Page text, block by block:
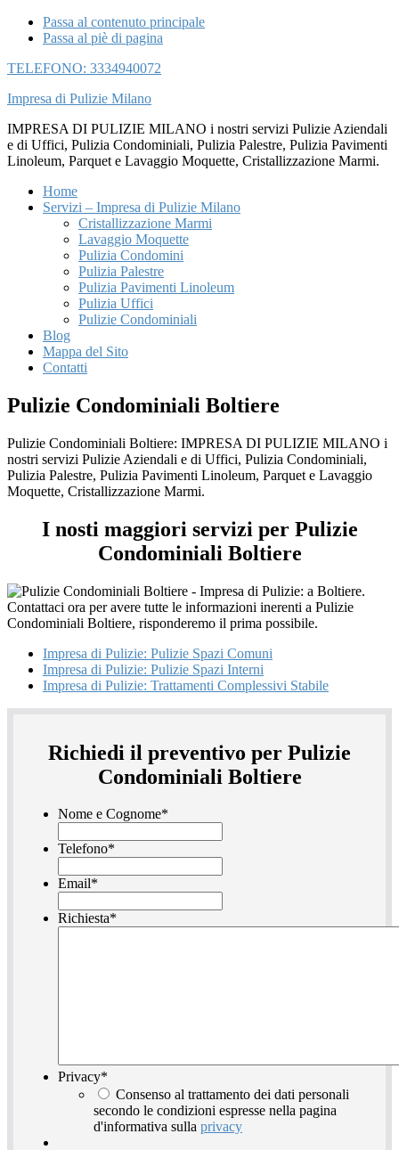
Passa al contenuto principale
Passa al piè di pagina
TELEFONO: 3334940072
Impresa di Pulizie Milano
IMPRESA DI PULIZIE MILANO i nostri servizi Pulizie Aziendali
e di Uffici, Pulizia Condominiali, Pulizia Palestre, Pulizia Pavimenti
Linoleum, Parquet e Lavaggio Moquette, Cristallizzazione Marmi.
Home
Servizi – Impresa di Pulizie Milano
Cristallizzazione Marmi
Lavaggio Moquette
Pulizia Condomini
Pulizia Palestre
Pulizia Pavimenti Linoleum
Pulizia Uffici
Pulizie Condominiali
Blog
Mappa del Sito
Contatti
Pulizie Condominiali Boltiere
Pulizie Condominiali Boltiere: IMPRESA DI PULIZIE MILANO i
nostri servizi Pulizie Aziendali e di Uffici, Pulizia Condominiali,
Pulizia Palestre, Pulizia Pavimenti Linoleum, Parquet e Lavaggio
Moquette, Cristallizzazione Marmi.
I nosti maggiori servizi per Pulizie
Condominiali Boltiere
Impresa di Pulizie: Pulizie Spazi Comuni
Impresa di Pulizie: Pulizie Spazi Interni
Impresa di Pulizie: Trattamenti Complessivi Stabile
Richiedi il preventivo per Pulizie
Condominiali Boltiere
Nome e Cognome*
Telefono*
Email*
Richiesta*
Privacy*
Consenso al trattamento dei dati personali
secondo le condizioni espresse nella pagina
d'informativa sulla privacy